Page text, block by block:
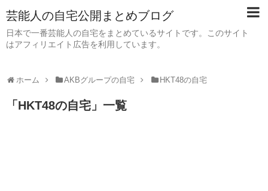
芸能人の自宅公開まとめブログ
日本で一番芸能人の自宅をまとめているサイトです。このサイト
はアフィリエイト広告を利用しています。
ホーム AKBグループの自宅 HKT48の自宅
「 HKT48の自宅 」 一覧